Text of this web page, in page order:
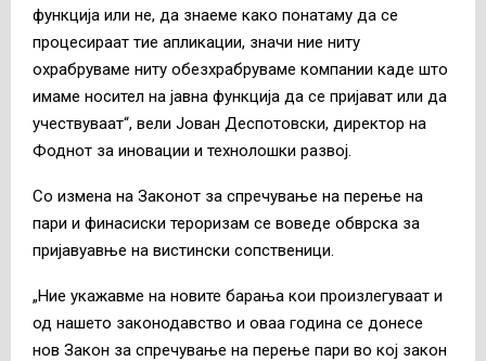
функција или не, да знаеме како понатаму да се
процесираат тие апликации, значи ние ниту
охрабруваме ниту обезхрабруваме компании каде што
имаме носител на јавна функција да се пријават или да
учествуваат“, вели Јован Деспотовски, директор на
Фоднот за иновации и технолошки развој.
Со измена на Законот за спречување на перење на
пари и финасиски тероризам се воведе обврска за
пријавуавње на вистински сопственици.
„Ние укажавме на новите барања кои произлегуваат и
од нашето законодавство и оваа година се донесе
нов Закон за спречување на перење пари во кој закон